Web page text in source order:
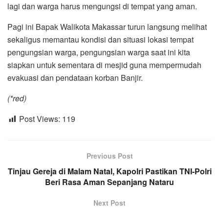
lagi dan warga harus mengungsi di tempat yang aman.
Pagi ini Bapak Walikota Makassar turun langsung melihat
sekaligus memantau kondisi dan situasi lokasi tempat
pengungsian warga, pengungsian warga saat ini kita
siapkan untuk sementara di mesjid guna mempermudah
evakuasi dan pendataan korban Banjir.
(*red)
Post Views: 119
Previous Post
Tinjau Gereja di Malam Natal, Kapolri Pastikan TNI-Polri
Beri Rasa Aman Sepanjang Nataru
Next Post